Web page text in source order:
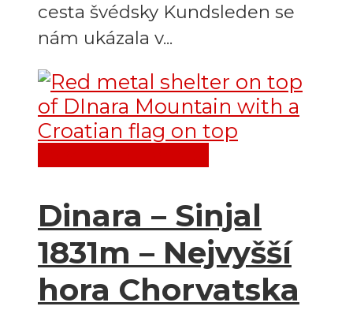
cesta švédsky Kundsleden se
nám ukázala v...
Dinara – Sinjal
1831m – Nejvyšší
hora Chorvatska